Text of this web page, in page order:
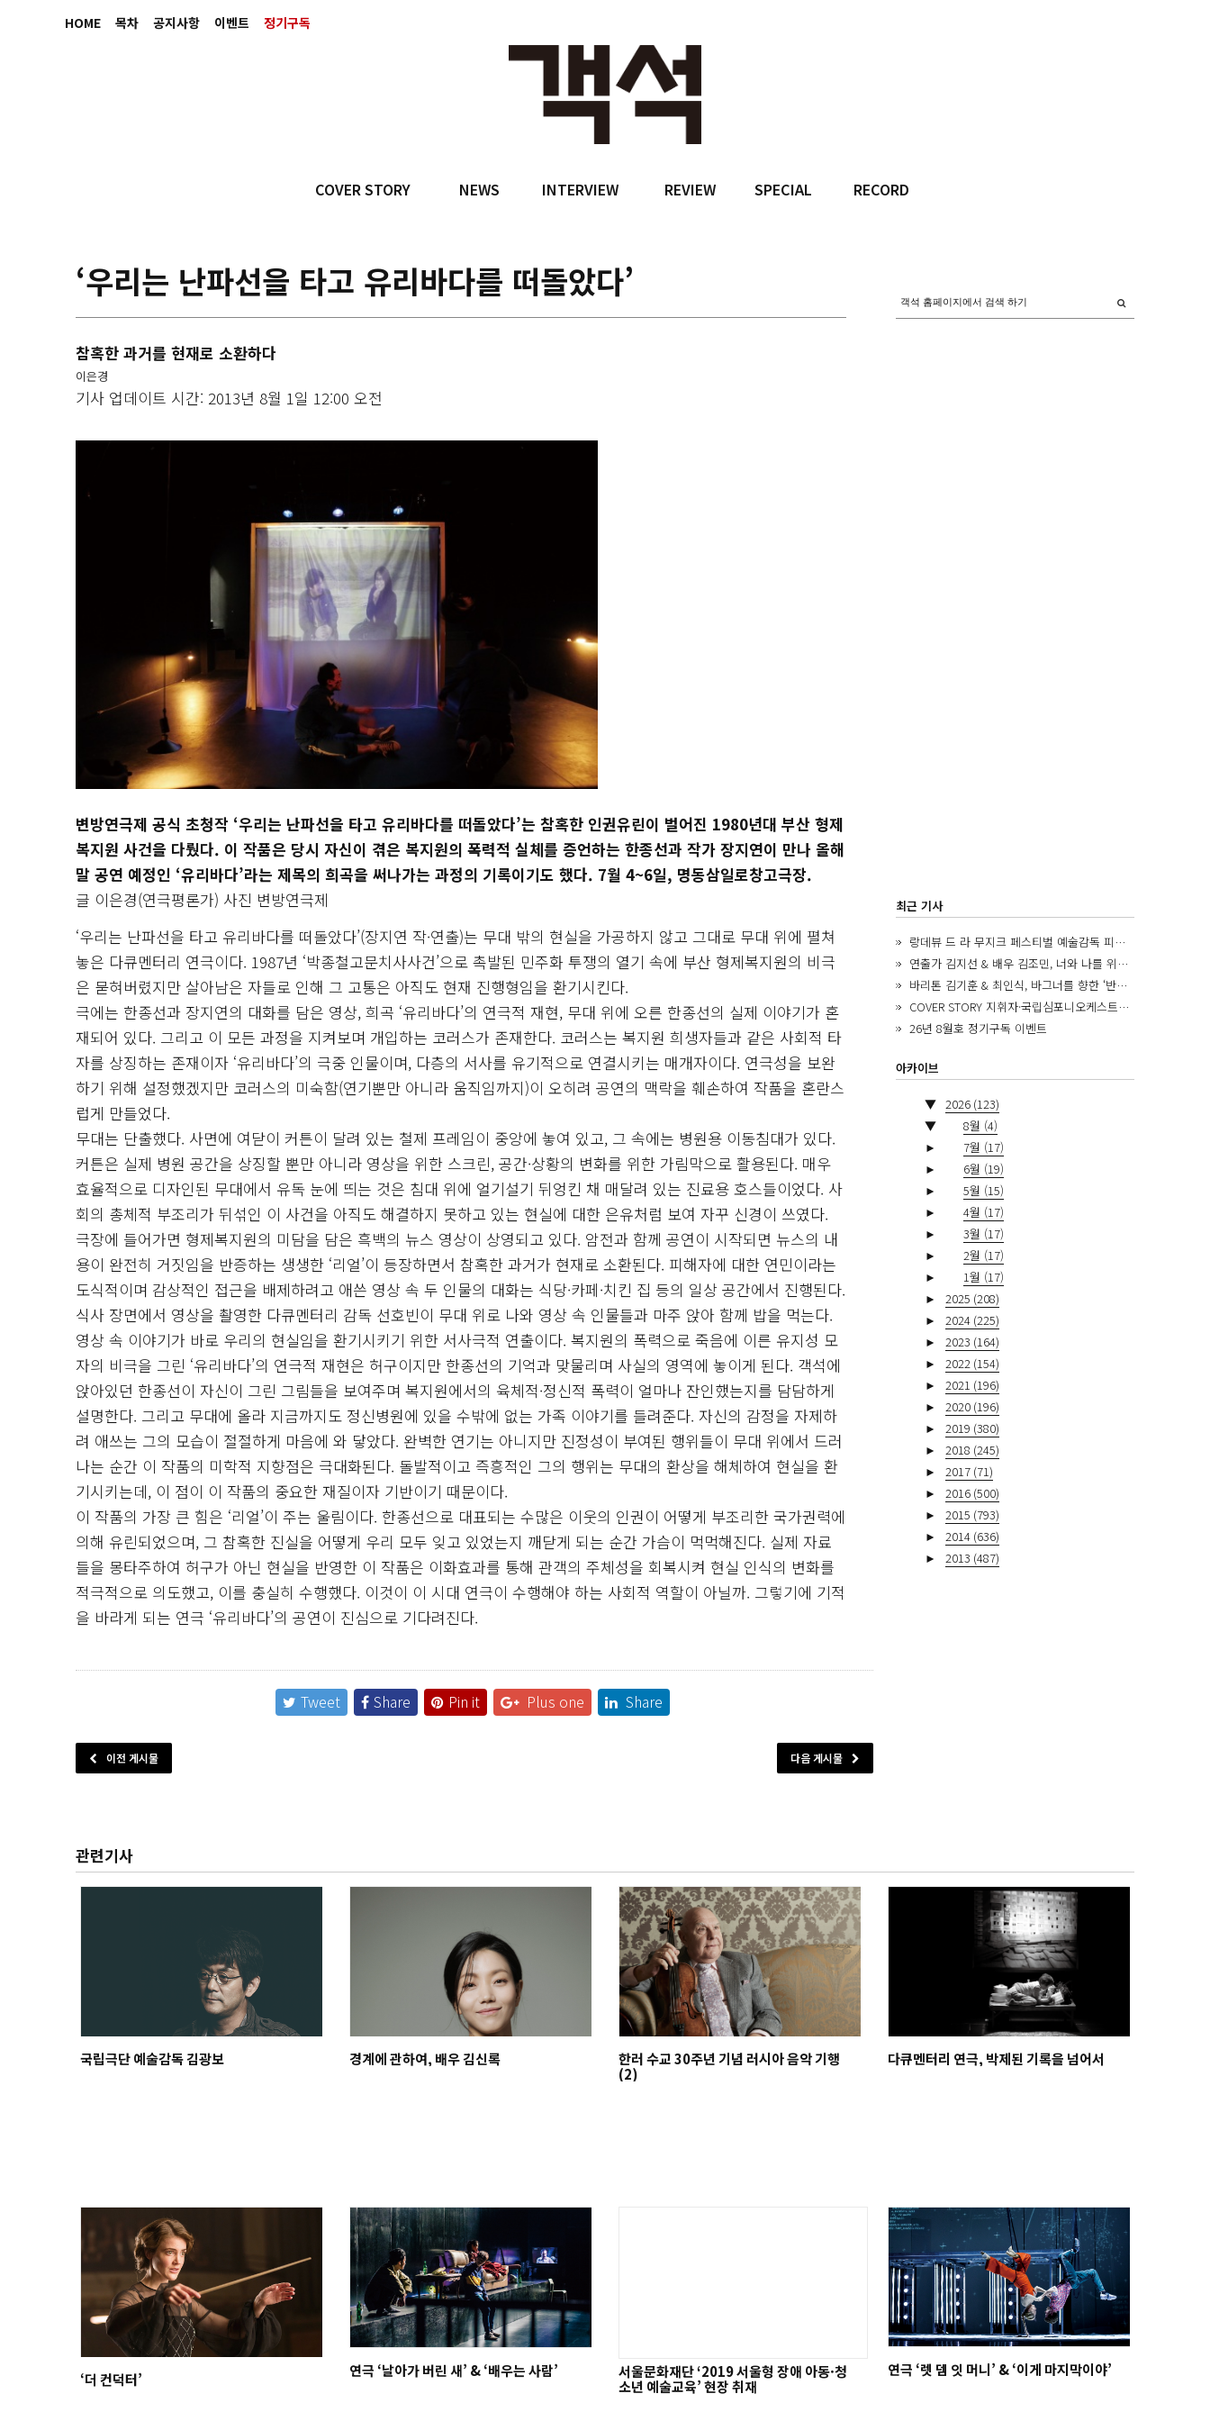
HOME 목차 공지사항 이벤트 정기구독
COVER STORY NEWS INTERVIEW REVIEW SPECIAL RECORD
‘우리는 난파선을 타고 유리바다를 떠돌았다’
참혹한 과거를 현재로 소환하다
이은경
기사 업데이트 시간: 2013년 8월 1일 12:00 오전
변방연극제 공식 초청작 ‘우리는 난파선을 타고 유리바다를 떠돌았다’는 참혹한 인권유린이 벌어진 1980년대 부산 형제
복지원 사건을 다뤘다. 이 작품은 당시 자신이 겪은 복지원의 폭력적 실체를 증언하는 한종선과 작가 장지연이 만나 올해
말 공연 예정인 ‘유리바다’라는 제목의 희곡을 써나가는 과정의 기록이기도 했다. 7월 4~6일, 명동삼일로창고극장.
글 이은경(연극평론가) 사진 변방연극제
‘우리는 난파선을 타고 유리바다를 떠돌았다’(장지연 작·연출)는 무대 밖의 현실을 가공하지 않고 그대로 무대 위에 펼쳐
놓은 다큐멘터리 연극이다. 1987년 ‘박종철고문치사사건’으로 촉발된 민주화 투쟁의 열기 속에 부산 형제복지원의 비극
은 묻혀버렸지만 살아남은 자들로 인해 그 고통은 아직도 현재 진행형임을 환기시킨다.
극에는 한종선과 장지연의 대화를 담은 영상, 희곡 ‘유리바다’의 연극적 재현, 무대 위에 오른 한종선의 실제 이야기가 혼
재되어 있다. 그리고 이 모든 과정을 지켜보며 개입하는 코러스가 존재한다. 코러스는 복지원 희생자들과 같은 사회적 타
자를 상징하는 존재이자 ‘유리바다’의 극중 인물이며, 다층의 서사를 유기적으로 연결시키는 매개자이다. 연극성을 보완
하기 위해 설정했겠지만 코러스의 미숙함(연기뿐만 아니라 움직임까지)이 오히려 공연의 맥락을 훼손하여 작품을 혼란스
럽게 만들었다.
무대는 단출했다. 사면에 여닫이 커튼이 달려 있는 철제 프레임이 중앙에 놓여 있고, 그 속에는 병원용 이동침대가 있다.
커튼은 실제 병원 공간을 상징할 뿐만 아니라 영상을 위한 스크린, 공간·상황의 변화를 위한 가림막으로 활용된다. 매우
효율적으로 디자인된 무대에서 유독 눈에 띄는 것은 침대 위에 얼기설기 뒤엉킨 채 매달려 있는 진료용 호스들이었다. 사
회의 총체적 부조리가 뒤섞인 이 사건을 아직도 해결하지 못하고 있는 현실에 대한 은유처럼 보여 자꾸 신경이 쓰였다.
극장에 들어가면 형제복지원의 미담을 담은 흑백의 뉴스 영상이 상영되고 있다. 암전과 함께 공연이 시작되면 뉴스의 내
용이 완전히 거짓임을 반증하는 생생한 ‘리얼’이 등장하면서 참혹한 과거가 현재로 소환된다. 피해자에 대한 연민이라는
도식적이며 감상적인 접근을 배제하려고 애쓴 영상 속 두 인물의 대화는 식당·카페·치킨 집 등의 일상 공간에서 진행된다.
식사 장면에서 영상을 촬영한 다큐멘터리 감독 선호빈이 무대 위로 나와 영상 속 인물들과 마주 앉아 함께 밥을 먹는다.
영상 속 이야기가 바로 우리의 현실임을 환기시키기 위한 서사극적 연출이다. 복지원의 폭력으로 죽음에 이른 유지성 모
자의 비극을 그린 ‘유리바다’의 연극적 재현은 허구이지만 한종선의 기억과 맞물리며 사실의 영역에 놓이게 된다. 객석에
앉아있던 한종선이 자신이 그린 그림들을 보여주며 복지원에서의 육체적·정신적 폭력이 얼마나 잔인했는지를 담담하게
설명한다. 그리고 무대에 올라 지금까지도 정신병원에 있을 수밖에 없는 가족 이야기를 들려준다. 자신의 감정을 자제하
려 애쓰는 그의 모습이 절절하게 마음에 와 닿았다. 완벽한 연기는 아니지만 진정성이 부여된 행위들이 무대 위에서 드러
나는 순간 이 작품의 미학적 지향점은 극대화된다. 돌발적이고 즉흥적인 그의 행위는 무대의 환상을 해체하여 현실을 환
기시키는데, 이 점이 이 작품의 중요한 재질이자 기반이기 때문이다.
이 작품의 가장 큰 힘은 ‘리얼’이 주는 울림이다. 한종선으로 대표되는 수많은 이웃의 인권이 어떻게 부조리한 국가권력에
의해 유린되었으며, 그 참혹한 진실을 어떻게 우리 모두 잊고 있었는지 깨닫게 되는 순간 가슴이 먹먹해진다. 실제 자료
들을 몽타주하여 허구가 아닌 현실을 반영한 이 작품은 이화효과를 통해 관객의 주체성을 회복시켜 현실 인식의 변화를
적극적으로 의도했고, 이를 충실히 수행했다. 이것이 이 시대 연극이 수행해야 하는 사회적 역할이 아닐까. 그렇기에 기적
을 바라게 되는 연극 ‘유리바다’의 공연이 진심으로 기다려진다.
Tweet Share Pin it Plus one Share
이전 게시물 다음 게시물
최근 기사
랑데뷰 드 라 무지크 페스티벌 예술감독 피아니스트 김혜진, 5년간의 여정을 돌아보며
연출가 김지선 & 배우 김조민, 너와 나를 위한 ‘모두의 숲’에서 만나는 동심
바리톤 김기훈 & 최인식, 바그너를 향한 ‘반지 원정대’를 앞두고
COVER STORY 지휘자·국립심포니오케스트라 제8대 음악감독 로베르토 아바도
26년 8월호 정기구독 이벤트
아카이브
▼ 2026 (123)
▼
8월 (4)
►
7월 (17)
►
6월 (19)
►
5월 (15)
►
4월 (17)
►
3월 (17)
►
2월 (17)
►
1월 (17)
►
2025 (208)
►
2024 (225)
►
2023 (164)
►
2022 (154)
►
2021 (196)
►
2020 (196)
►
2019 (380)
►
2018 (245)
►
2017 (71)
►
2016 (500)
►
2015 (793)
►
2014 (636)
►
2013 (487)
관련기사
국립극단 예술감독 김광보 경계에 관하여, 배우 김신록
한러 수교 30주년 기념 러시아 음악 기행
(2)
다큐멘터리 연극, 박제된 기록을 넘어서
‘더 컨덕터’ 연극 ‘날아가 버린 새’ & ‘배우는 사람’
서울문화재단 ‘2019 서울형 장애 아동·청
소년 예술교육’ 현장 취재
연극 ‘렛 뎀 잇 머니’ & ‘이게 마지막이야’